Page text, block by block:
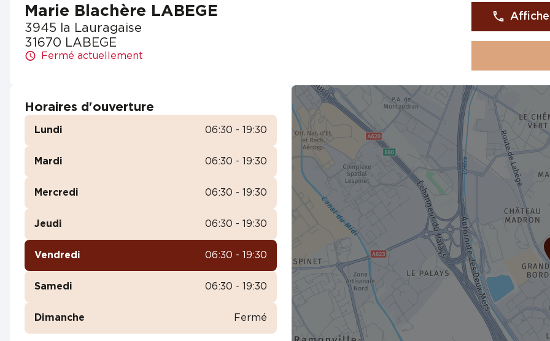
Marie Blachère LABEGE
3945 la Lauragaise
31670 LABEGE
Fermé actuellement
Horaires d'ouverture
Lundi 06:30 - 19:30
Mardi 06:30 - 19:30
Mercredi 06:30 - 19:30
Jeudi 06:30 - 19:30
Vendredi 06:30 - 19:30
Samedi 06:30 - 19:30
Dimanche Fermé